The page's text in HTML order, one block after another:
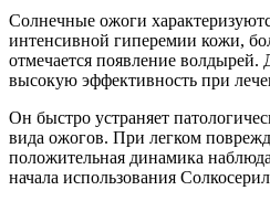
Солнечные ожоги
интенсивной гиперемии кожи,
отмечается появление волдырей.
высокую эффективность при
Он быстро устраняет
вида ожогов. При легком
положительная динамика
начала использования